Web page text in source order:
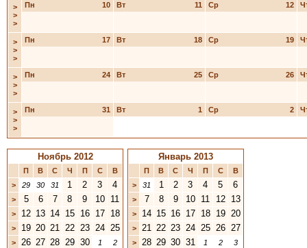
>
>
>
10
Пн 11
Вт 12
Ср
>
>
>
17
Пн 18
Вт 19
Ср
>
>
>
24
Пн 25
Вт 26
Ср
>
>
>
31
Пн 1
Вт 2
Ср
Ноябрь 2012
П В С Ч П С
В
>
29 30 31 1 2 3 4
> 5 6 7 8 9 10 11
> 12 13 14 15 16 17 18
> 19 20 21 22 23 24 25
> 26 27 28 29 30 1 2
Январь 2013
П В С Ч П С
В
>
31 1 2 3 4 5 6
> 7 8 9 10 11 12 13
> 14 15 16 17 18 19 20
> 21 22 23 24 25 26 27
> 28 29 30 31 1 2 3